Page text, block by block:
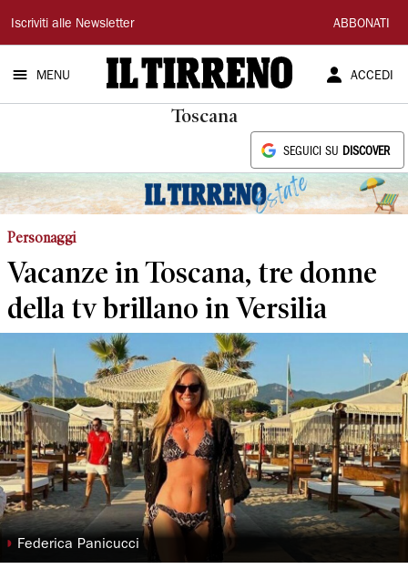
Il
Tirreno
Iscriviti alle Newsletter ABBONATI
MENU ACCEDI
Toscana
SEGUICI SU DISCOVER
Personaggi
Vacanze in Toscana, tre donne
della tv brillano in Versilia
◗ Federica Panicucci